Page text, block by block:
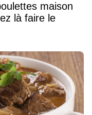
maison
là faire le